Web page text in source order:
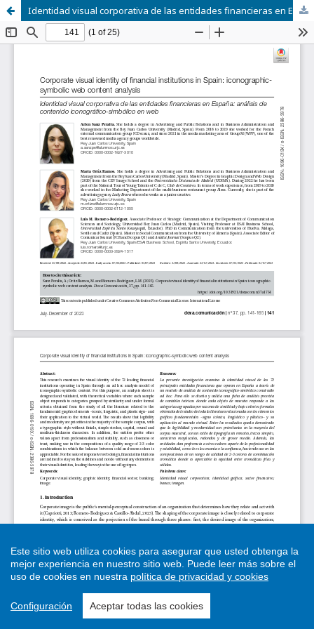
Identidad visual corporativa de las entidades financieras en España: análisis de contenido iconográfico-simbólico en web
Este sitio web utiliza cookies para asegurar que usted obtenga la
mejor experiencia en nuestro sitio web. Puede leer más sobre el
uso de cookies en nuestra política de privacidad y cookies
Configuración Aceptar todas las cookies